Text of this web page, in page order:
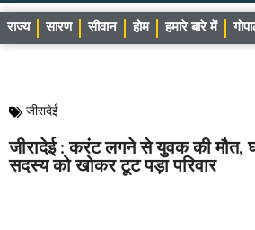
राज्य सारण सीवान होम हमारे बारे में
जीरादेई
जीरादेई : करंट लगने से युवक की मौत,
सदस्य को खोकर टूट पड़ा परिवार